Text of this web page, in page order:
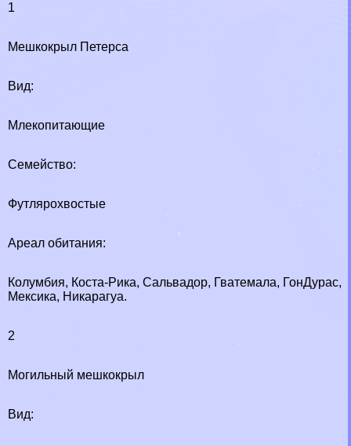
1
Мешкокрыл Петерса
Вид:
Млекопитающие
Семейство:
Футлярохвостые
Ареал обитания:
Колумбия, Коста-Рика, Сальвадор, Гватемала, ГонДypaс,
Мексика, Никарагуа.
2
Могильный мешкокрыл
Вид: